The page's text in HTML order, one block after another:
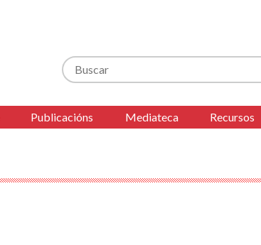
Buscar
Publicacións Mediateca Recursos